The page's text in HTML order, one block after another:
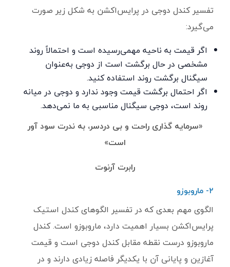
تفسیر کندل دوجی در پرایس‌اکشن به شکل زیر صورت
می‌گیرد:
اگر قیمت به ناحیه مهمی‌رسیده است و احتمالاً روند
مشخصی در حال برگشت است از دوجی به‌عنوان
سیگنال برگشت روند استفاده کنید.
اگر احتمال برگشت قیمت وجود ندارد و دوجی در میانه
روند است، دوجی سیگنال مناسبی به ما نمی‌دهد.
«سرمایه گذاری راحت و بی دردسر، به ندرت سود آور
است»
رابرت آرنوت
۲- ماروبوزو
الگوی مهم بعدی که در تفسیر الگوهای کندل استیک
پرایس‌اکشن بسیار اهمیت دارد، ماروبوزو است. کندل
ماروبوزو درست نقطه مقابل کندل دوجی است و قیمت
آغازین و پایانی آن با یکدیگر فاصله زیادی دارند و در